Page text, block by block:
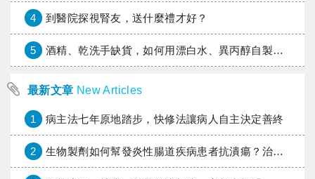
4 到醫院探視腎友，送什麼禮才好？
5 酒精、乾洗手缺貨，如何用漂白水、異丙醇自製消毒水？
最新文章 New Articles
1 病主法七年原地踏步，快修法讓病人自主決定善終
2 生物製劑如何幫發炎性腸道疾病患者抗潰瘍？治療進展與健保給付困境一次看